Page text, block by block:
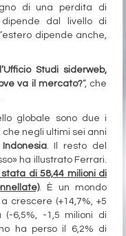
di una perdita di
dipende dal livello di
dipende anche,
Studi siderweb,
va il mercato?”, che
globale sono due i
negli ultimi sei anni
. Il resto del
ha illustrato Ferrari.
di 58,44 milioni di
. È un mondo
crescere (+14,7%, +5
6,5%, -1,5 milioni di
ha perso il 6,2% di